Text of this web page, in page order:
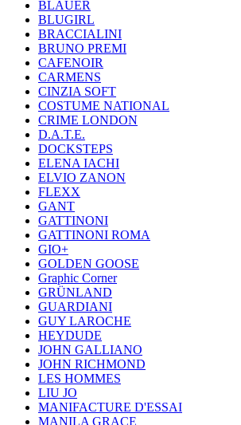
BLAUER
BLUGIRL
BRACCIALINI
BRUNO PREMI
CAFENOIR
CARMENS
CINZIA SOFT
COSTUME NATIONAL
CRIME LONDON
D.A.T.E.
DOCKSTEPS
ELENA IACHI
ELVIO ZANON
FLEXX
GANT
GATTINONI
GATTINONI ROMA
GIO+
GOLDEN GOOSE
Graphic Corner
GRÜNLAND
GUARDIANI
GUY LAROCHE
HEYDUDE
JOHN GALLIANO
JOHN RICHMOND
LES HOMMES
LIU JO
MANIFACTURE D'ESSAI
MANILA GRACE